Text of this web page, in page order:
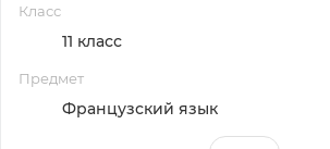
Класс
11 класс
Предмет
Французский язык